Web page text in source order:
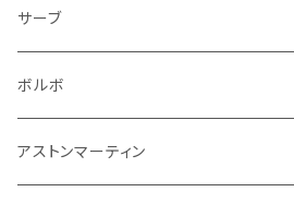
ヒュンダイ
その他
ボルボ
シートベルト周り
ステアリング
泥除け
フロントワイパー
リアワイパー
オーディオ系
エンジン系
外装系
ミラー
収納系
アームレスト
シフトレバー
ウインカー
ワイパー
キーホルダー
フロアマット
タイヤ回り
泥除け
ワイパー
サーブ
フロアマット
シフトノブ
ボルボ
フロアマット
アストンマーティン